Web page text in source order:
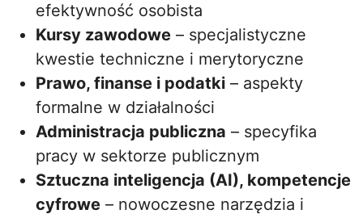
efektywność osobista
Kursy zawodowe – specjalistyczne
kwestie techniczne i merytoryczne
Prawo, finanse i podatki – aspekty
formalne w działalności
Administracja publiczna – specyfika
pracy w sektorze publicznym
Sztuczna inteligencja (AI), kompetencje
cyfrowe – nowoczesne narzędzia i